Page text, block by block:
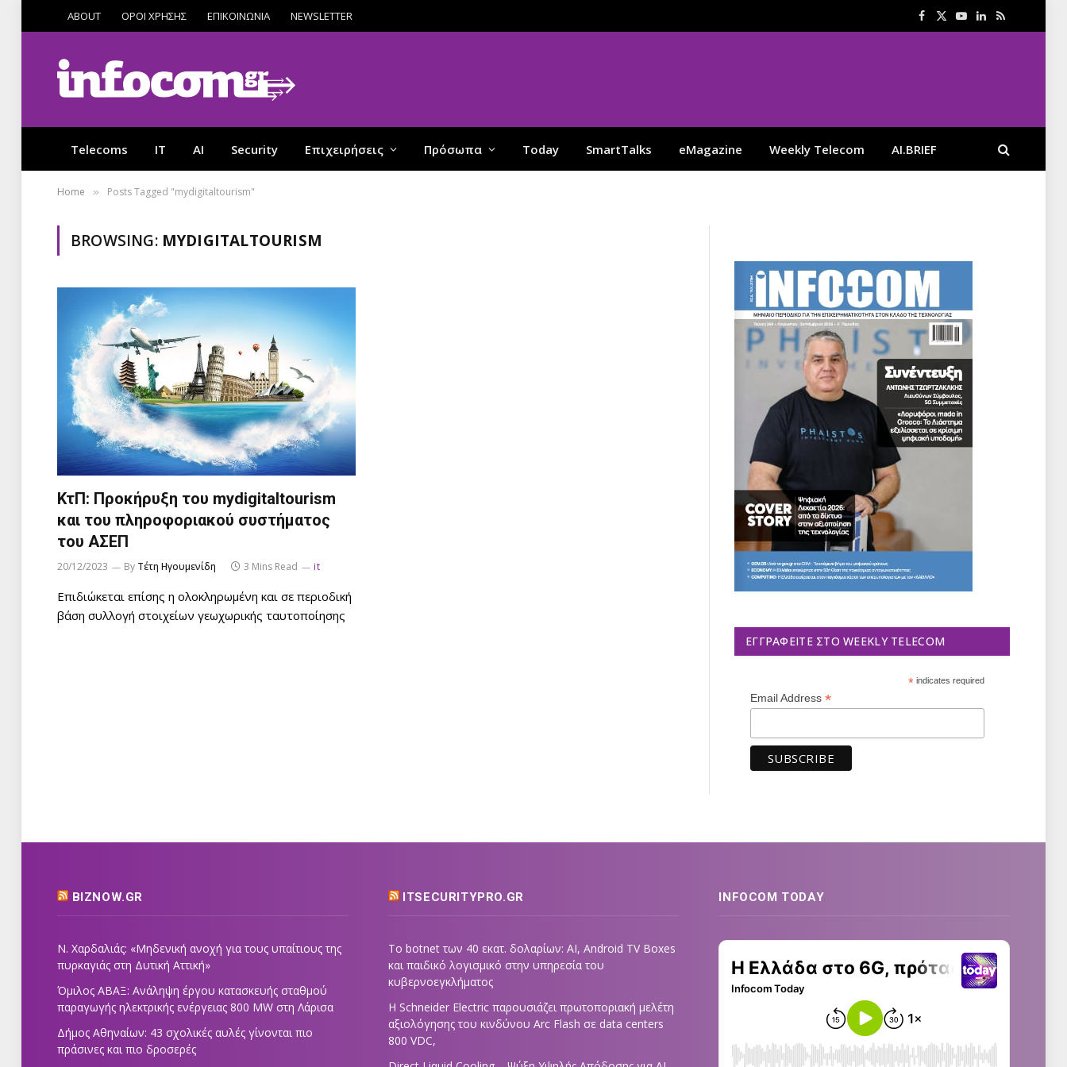
ABOUT ΟΡΟΙ ΧΡΗΣΗΣ ΕΠΙΚΟΙΝΩΝΙΑ NEWSLETTER Facebook
X
YouTube
LinkedIn
RSS
Telecoms IT AI Security Επιχειρήσεις Πρόσωπα Today SmartTalks eMagazine Weekly Telecom AI.BRIEF
Home » Posts Tagged "mydigitaltourism"
BROWSING: MYDIGITALTOURISM
ΚτΠ: Προκήρυξη του mydigitaltourism
και του πληροφοριακού συστήματος
του ΑΣΕΠ
20/12/2023 By Τέτη Ηγουμενίδη 3 Mins Read it
Επιδιώκεται επίσης η ολοκληρωμένη και σε περιοδική
βάση συλλογή στοιχείων γεωχωρικής ταυτοποίησης
ΕΓΓΡΑΦΕΊΤΕ ΣΤΟ WEEKLY TELECOM
*indicates required
Email Address *
BIZNOW.GR
Ν. Χαρδαλιάς: «Μηδενική ανοχή για τους υπαίτιους της
πυρκαγιάς στη Δυτική Αττική»
Όμιλος ΑΒΑΞ: Ανάληψη έργου κατασκευής σταθμού
παραγωγής ηλεκτρικής ενέργειας 800 ΜW στη Λάρισα
Δήμος Αθηναίων: 43 σχολικές αυλές γίνονται πιο
πράσινες και πιο δροσερές
ITSECURITYPRO.GR
Το botnet των 40 εκατ. δολαρίων: AI, Android TV Boxes
και παιδικό λογισμικό στην υπηρεσία του
κυβερνοεγκλήματος
Η Schneider Electric παρουσιάζει πρωτοποριακή μελέτη
αξιολόγησης του κινδύνου Arc Flash σε data centers
800 VDC,
INFOCOM TODAY